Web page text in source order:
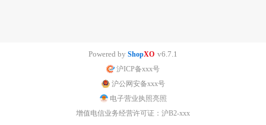
Powered by ShopXO v6.7.1
沪ICP备xxx号
沪公网安备xxx号
电子营业执照亮照
增值电信业务经营许可证：沪B2-xxx